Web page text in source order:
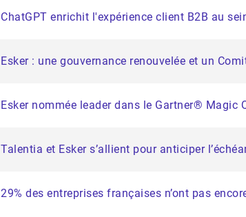
ChatGPT enrichit l'expérience client B2B au
Esker : une gouvernance renouvelée et un
Esker nommée leader dans le Gartner® Magic
Talentia et Esker s’allient pour anticiper
29% des entreprises françaises n’ont pas